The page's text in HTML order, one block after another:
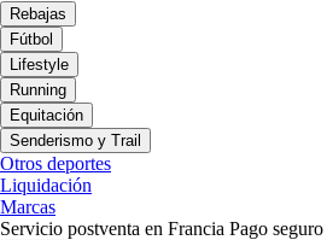
Rebajas
Fútbol
Lifestyle
Running
Equitación
Senderismo y Trail
Otros deportes
Liquidación
Marcas
Servicio postventa en Francia Pago seguro